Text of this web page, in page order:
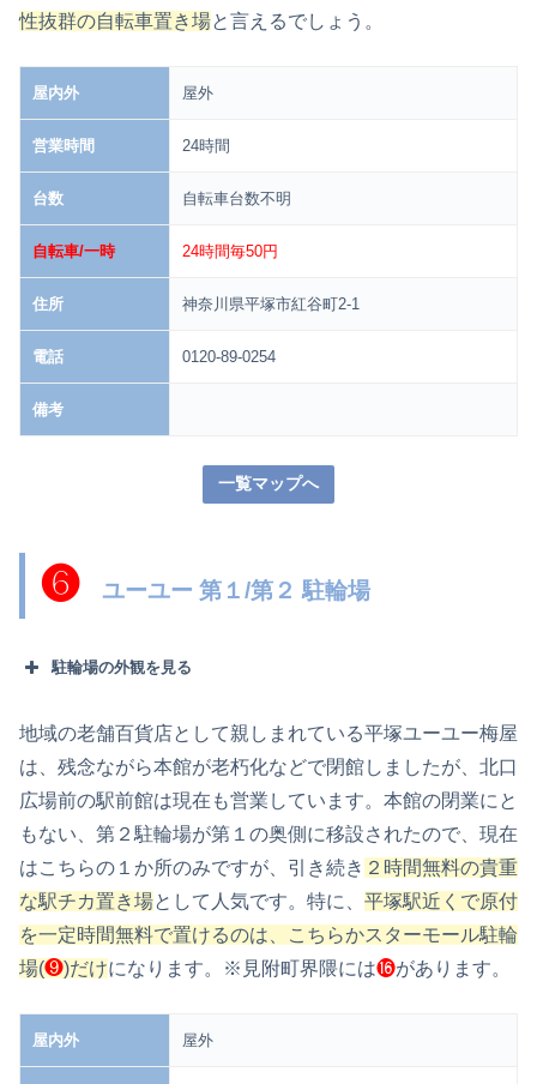
性抜群の自転車置き場と言えるでしょう。
屋内外 屋外
営業時間 24時間
台数 自転車台数不明
自転車/一時 24時間毎50円
住所 神奈川県平塚市紅谷町2-1
電話 0120-89-0254
備考
一覧マップへ
❻ユーユー 第１/第２ 駐輪場
駐輪場の外観を見る
地域の老舗百貨店として親しまれている平塚ユーユー梅屋
は、残念ながら本館が老朽化などで閉館しましたが、北口
広場前の駅前館は現在も営業しています。本館の閉業にと
もない、第２駐輪場が第１の奥側に移設されたので、現在
はこちらの１か所のみですが、引き続き ２時間無料の貴重
な駅チカ置き場として人気です。特に、 平塚駅近くで原付
を一定時間無料で置けるのは、こちらかスターモール駐輪
場(❾)だけになります。 ※見附町界隈には⓰があります。
屋内外 屋外